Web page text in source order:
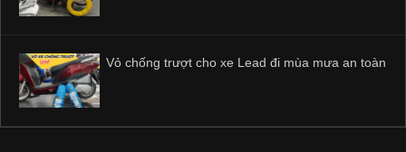
Vỏ chống trượt cho xe Lead đi mùa mưa an toàn